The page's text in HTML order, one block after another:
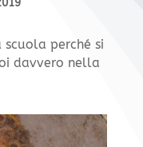
perché si
davvero nella